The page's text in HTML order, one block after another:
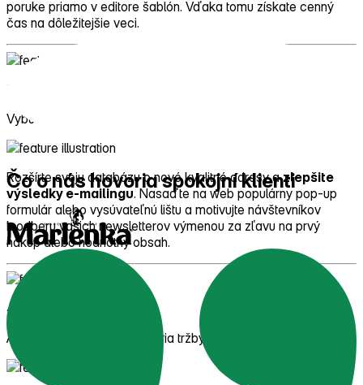
poruke priamo v editore šablón. Vďaka tomu získate cenný
čas na dôležitejšie veci.
3/4
Vybudujte si v novom roku silnú databázu
Rozšírte svoju databázu o nové kvalitné adresy azlepšite
výsledky e‑mailingu. Nasaďte na web populárny pop‑up
formulár alebo vysúvateľnú lištu a motivujte návštevníkov
k odberu vašich newsletterov výmenou za zľavu na prvý
nákup alebo hodnotný obsah.
4/4
Automatizácie, ktoré podporia tržby
Čo o nás hovoriaspokojní klienti